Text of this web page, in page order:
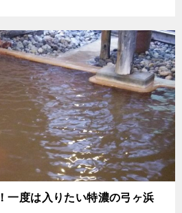
一度は入りたい特濃の弓ヶ浜